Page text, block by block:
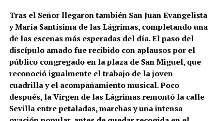
Tras el Señor llegaron también San Juan Evangelista
y María Santísima de las Lágrimas, completando una
de las escenas más esperadas del día. El paso del
discípulo amado fue recibido con aplausos por el
público congregado en la plaza de San Miguel, que
reconoció igualmente el trabajo de la joven
cuadrilla y el acompañamiento musical. Poco
después, la Virgen de las Lágrimas remontó la calle
Sevilla entre petaladas, marchas y una intensa